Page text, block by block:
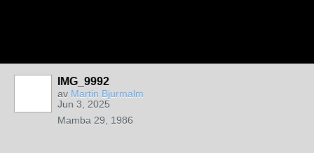
IMG_9992
av Martin Bjurmalm
Jun 3, 2025
Mamba 29, 1986